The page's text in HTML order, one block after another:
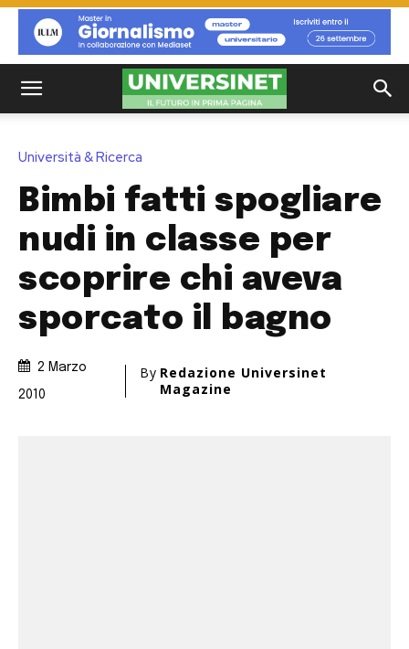
Università & Ricerca
Bimbi fatti spogliare
nudi in classe per
scoprire chi aveva
sporcato il bagno
2 Marzo
2010
By Redazione Universinet
Magazine